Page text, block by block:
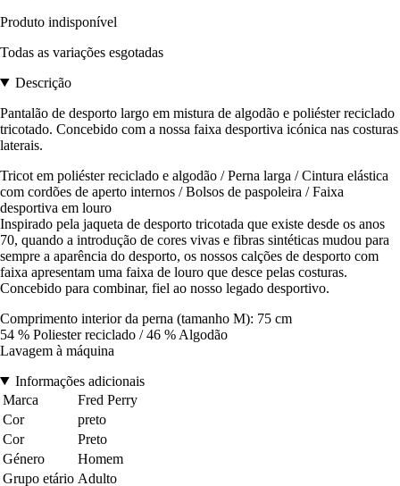
Produto indisponível
Todas as variações esgotadas
Descrição
Pantalão de desporto largo em mistura de algodão e poliéster reciclado
tricotado. Concebido com a nossa faixa desportiva icónica nas costuras
laterais.
Tricot em poliéster reciclado e algodão / Perna larga / Cintura elástica
com cordões de aperto internos / Bolsos de paspoleira / Faixa
desportiva em louro
Inspirado pela jaqueta de desporto tricotada que existe desde os anos
70, quando a introdução de cores vivas e fibras sintéticas mudou para
sempre a aparência do desporto, os nossos calções de desporto com
faixa apresentam uma faixa de louro que desce pelas costuras.
Concebido para combinar, fiel ao nosso legado desportivo.
Comprimento interior da perna (tamanho M): 75 cm
54 % Poliester reciclado / 46 % Algodão
Lavagem à máquina
Informações adicionais
Marca
Fred Perry
Cor
preto
Cor
Preto
Género
Homem
Grupo etário Adulto